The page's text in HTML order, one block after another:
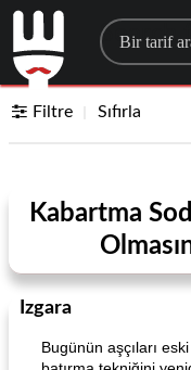
Search
Filtre Sıfırla
Kabartma
Izgara
Bugünün aşçıları